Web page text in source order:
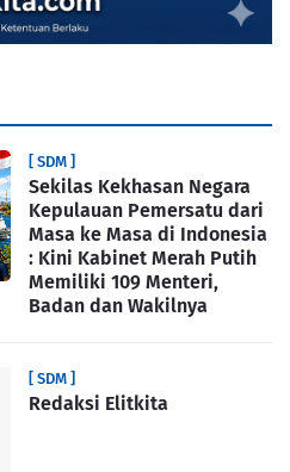
[ SDM ]
Sekilas Kekhasan Negara
Kepulauan Pemersatu dari
Masa ke Masa di Indonesia
: Kini Kabinet Merah Putih
Memiliki 109 Menteri,
Badan dan Wakilnya
[ SDM ]
Redaksi Elitkita